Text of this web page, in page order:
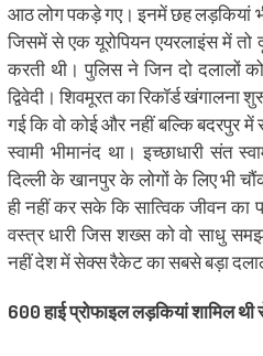
आठ लोग पकड़े गए। इनमें छह लड़कियां
जिसमें से एक यूरोपियन एयरलाइंस में तो
करती थी। पुलिस ने जिन दो दलालों
द्विवेदी। शिवमूरत का रिकॉर्ड
गई कि वो कोई और नहीं बल्कि बदरपुर में
स्वामी भीमानंद था। इच्छाधारी संत
दिल्ली के खानपुर के लोगों के लिए भी
ही नहीं कर सके कि सात्विक जीवन
वस्त्र धारी जिस शख्स को वो साधु
नहीं देश में सेक्स रैकेट का सबसे बड़ा
600 हाई प्रोफाइल लड़कियां शामिल